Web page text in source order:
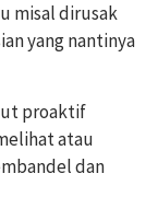
misal dirusak
yang nantinya
proaktif
atau
dan